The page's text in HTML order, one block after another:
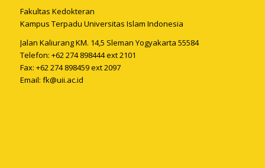
Fakultas Kedokteran
Kampus Terpadu Universitas Islam Indonesia
Jalan Kaliurang KM. 14,5 Sleman Yogyakarta 55584
Telefon: +62 274 898444 ext 2101
Fax: +62 274 898459 ext 2097
Email: fk@uii.ac.id